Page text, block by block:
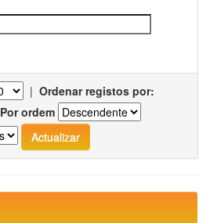
| Ordenar registos por:
Por ordem